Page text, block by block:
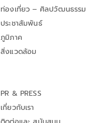
ท่องเที่ยว – ศิลปวัฒนธรรม
ประชาสัมพันธ์
ภูมิภาค
สิ่งแวดล้อม
PR & PRESS
เกี่ยวกับเรา